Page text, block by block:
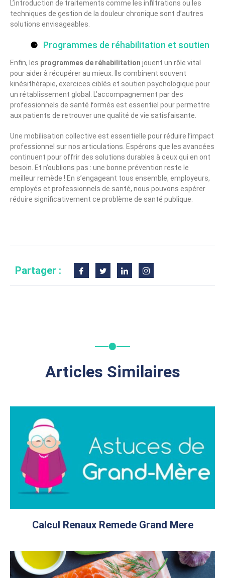
L’introduction de traitements comme les infiltrations ou les
techniques de gestion de la douleur chronique sont d’autres
solutions envisageables.
Programmes de réhabilitation et soutien
Enfin, les programmes de réhabilitation jouent un rôle vital
pour aider à récupérer au mieux. Ils combinent souvent
kinésithérapie, exercices ciblés et soutien psychologique pour
un rétablissement global. L’accompagnement par des
professionnels de santé formés est essentiel pour permettre
aux patients de retrouver une qualité de vie satisfaisante.
Une mobilisation collective est essentielle pour réduire l’impact
professionnel sur nos articulations. Espérons que les avancées
continuent pour offrir des solutions durables à ceux qui en ont
besoin. Et n’oublions pas : une bonne prévention reste le
meilleur remède ! En s’engageant tous ensemble, employeurs,
employés et professionnels de santé, nous pouvons espérer
réduire significativement ce problème de santé publique.
Partager :
Articles Similaires
Calcul Renaux Remede Grand Mere